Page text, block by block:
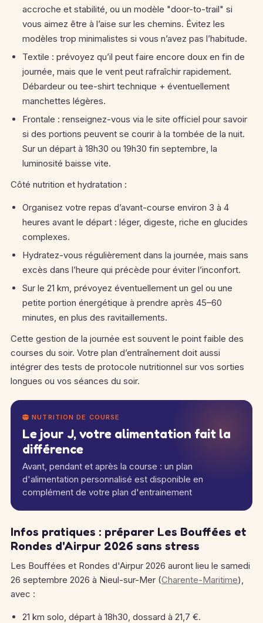
accroche et stabilité, ou un modèle "door-to-trail" si
vous aimez être à l’aise sur les chemins. Évitez les
modèles trop minimalistes si vous n’avez pas l’habitude.
Textile : prévoyez qu’il peut faire encore doux en fin de
journée, mais que le vent peut rafraîchir rapidement.
Débardeur ou tee-shirt technique + éventuellement
manchettes légères.
Frontale : renseignez-vous via le site officiel pour savoir
si des portions peuvent se courir à la tombée de la nuit.
Sur un départ à 18h30 ou 19h30 fin septembre, la
luminosité baisse vite.
Côté nutrition et hydratation :
Organisez votre repas d’avant-course environ 3 à 4
heures avant le départ : léger, digeste, riche en glucides
complexes.
Hydratez-vous régulièrement dans la journée, mais sans
excès dans l’heure qui précède pour éviter l’inconfort.
Sur le 21 km, prévoyez éventuellement un gel ou une
petite portion énergétique à prendre après 45–60
minutes, en plus des ravitaillements.
Cette gestion de la journée est souvent le point faible des
courses du soir. Votre plan d’entraînement doit aussi
intégrer des tests de protocole nutritionnel sur vos sorties
longues ou vos séances du soir.
NUTRITION DE COURSE
Le jour J, votre alimentation fait la
différence
Avant, pendant et après la course : un plan
d'alimentation personnalisé est disponible en
complément de votre plan d'entrainement
Infos pratiques : préparer Les Bouffées et
Rondes d'Airpur 2026 sans stress
Les Bouffées et Rondes d'Airpur 2026 auront lieu le samedi
26 septembre 2026 à Nieul-sur-Mer (Charente-Maritime),
avec :
21 km solo, départ à 18h30, dossard à 21,7 €.